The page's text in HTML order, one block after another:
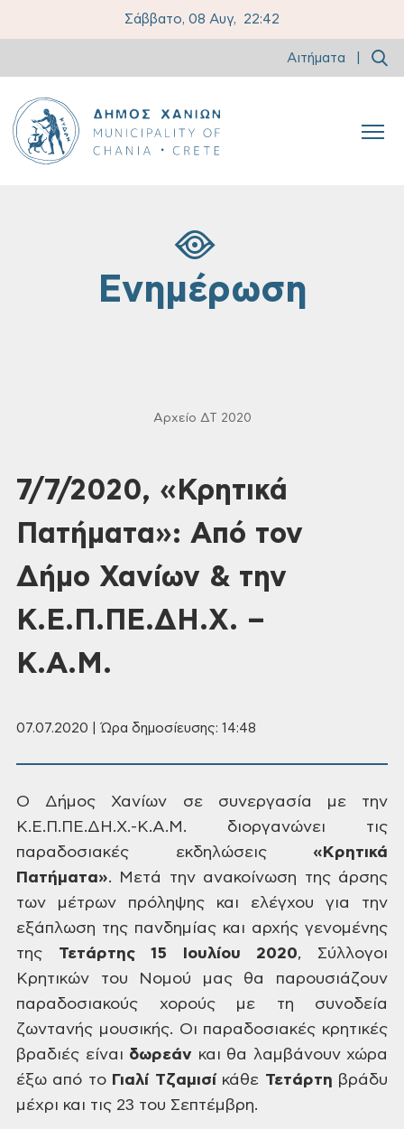
Σάββατο, 08 Αυγ, 22:42
Αιτήματα
Ενημέρωση
Αρχείο ΔΤ 2020
7/7/2020, «Κρητικά
Πατήματα»: Από τον
Δήμο Χανίων & την
Κ.Ε.Π.ΠΕ.ΔΗ.Χ. –
Κ.Α.Μ.
07.07.2020 | Ώρα δημοσίευσης: 14:48
Ο Δήμος Χανίων σε συνεργασία με την
Κ.Ε.Π.ΠΕ.ΔΗ.Χ.-Κ.Α.Μ. διοργανώνει τις
παραδοσιακές εκδηλώσεις «Κρητικά
Πατήματα». Μετά την ανακοίνωση τηςάρσης
των μέτρων πρόληψης και ελέγχου για την
εξάπλωση της πανδημίας και αρχής γενομένης
της Τετάρτης 15 Ιουλίου 2020, Σύλλογοι
Κρητικών του Νομού μας θα
παρουσιάζουν
παραδοσιακούς χορούς με τη συνοδεία
ζωντανής μουσικής. Οι παραδοσιακές κρητικές
βραδιές είναι δωρεάν και θα λαμβάνουν χώρα
έξω από το Γιαλί Τζαμισίκάθε Τετάρτη βράδυ
μέχρι και τις 23 του Σεπτέμβρη.